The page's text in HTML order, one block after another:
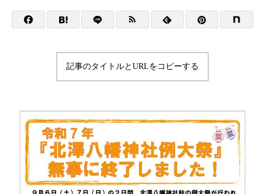
記事のタイトルとURLをコピーする